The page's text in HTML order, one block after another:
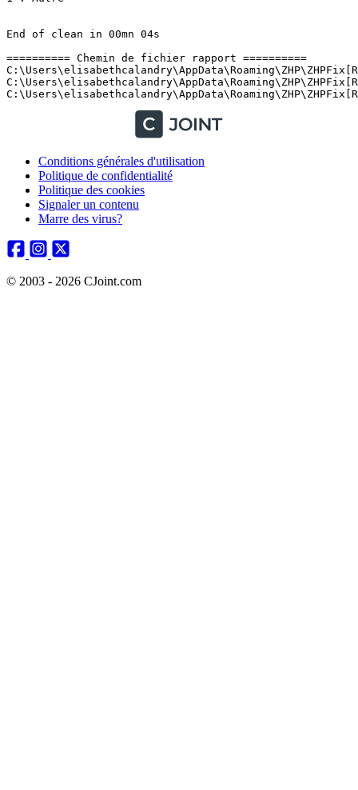
End of clean in 00mn 04s
========== Chemin de fichier rapport ==========
Conditions générales d'utilisation
Politique de confidentialité
Politique des cookies
Signaler un contenu
Marre des virus?
© 2003 - 2026 CJoint.com